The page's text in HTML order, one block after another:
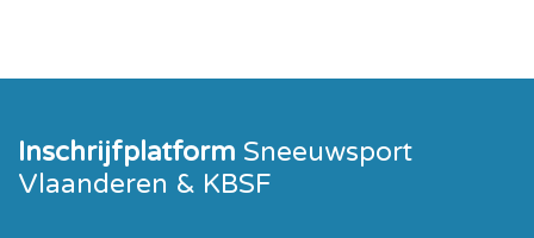
Inschrijfplatform Sneeuwsport
Vlaanderen & KBSF